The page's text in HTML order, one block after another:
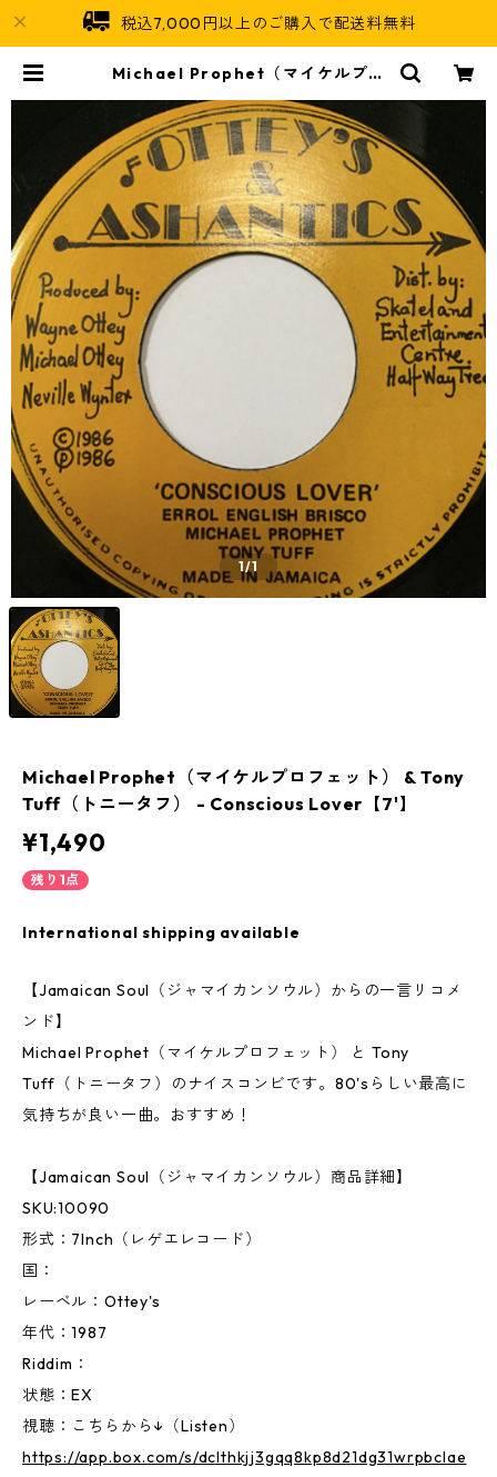
税込7,000円以上のご購入で配送料無料
Michael Prophet（マイケルプロ
フ） - Conscious Lover【7'】 | J
amaican Soul
1/1
Michael Prophet（マイケルプロフェット） & Tony
Tuff（トニータフ） - Conscious Lover【7'】
¥1,490
残り1点
International shipping available
【Jamaican Soul（ジャマイカンソウル）からの一言リコメ
ンド】
Michael Prophet（マイケルプロフェット） と Tony
Tuff（トニータフ）のナイスコンビです。80'sらしい最高に
気持ちが良い一曲。おすすめ！
【Jamaican Soul（ジャマイカンソウル）商品詳細】
SKU:10090
形式：7Inch（レゲエレコード）
国：
レーベル：Ottey's
年代：1987
Riddim：
状態：EX
視聴：こちらから↓（Listen）
https://app.box.com/s/dclthkjj3gqq8kp8d21dg31wrpbclae